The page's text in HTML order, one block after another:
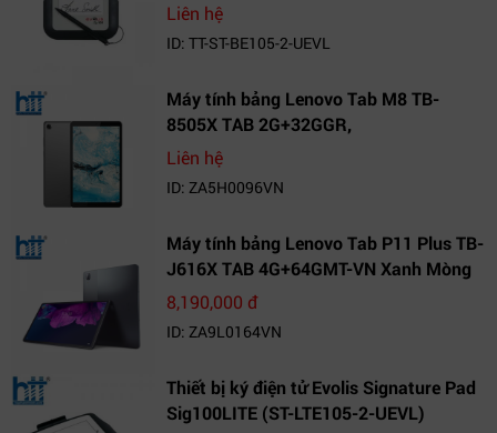
Liên hệ
ID: TT-ST-BE105-2-UEVL
Máy tính bảng Lenovo Tab M8 TB-
8505X TAB 2G+32GGR,
VN_ZA5H0096VN
Liên hệ
ID: ZA5H0096VN
Máy tính bảng Lenovo Tab P11 Plus TB-
J616X TAB 4G+64GMT-VN Xanh Mòng
Két_ZA9L0164VN
8,190,000 đ
ID: ZA9L0164VN
Thiết bị ký điện tử Evolis Signature Pad
Sig100LITE (ST-LTE105-2-UEVL)